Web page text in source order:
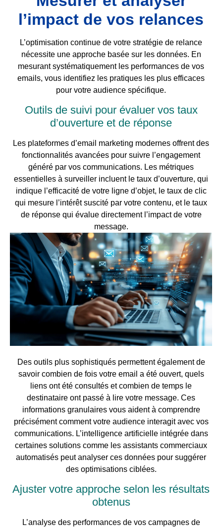
l’impact de vos relances
L’optimisation continue de votre stratégie de relance
nécessite une approche basée sur les données. En
mesurant systématiquement les performances de vos
emails, vous identifiez les pratiques les plus efficaces
pour votre audience spécifique.
Outils de suivi pour évaluer vos taux
d’ouverture et de réponse
Les plateformes d’email marketing modernes offrent des
fonctionnalités avancées pour suivre l’engagement
généré par vos communications. Les métriques
essentielles à surveiller incluent le taux d’ouverture, qui
indique l’efficacité de votre ligne d’objet, le taux de clic
qui mesure l’intérêt suscité par votre contenu, et le taux
de réponse qui évalue directement l’impact de votre
message.
Des outils plus sophistiqués permettent également de
savoir combien de fois votre email a été ouvert, quels
liens ont été consultés et combien de temps le
destinataire ont passé à lire votre message. Ces
informations granulaires vous aident à comprendre
précisément comment votre audience interagit avec vos
communications. L’intelligence artificielle intégrée dans
certaines solutions comme les assistants commerciaux
automatisés peut analyser ces données pour suggérer
des optimisations ciblées.
Ajuster votre approche selon les résultats
obtenus
L’analyse des performances de vos campagnes de